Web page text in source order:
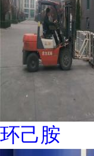
环己胺